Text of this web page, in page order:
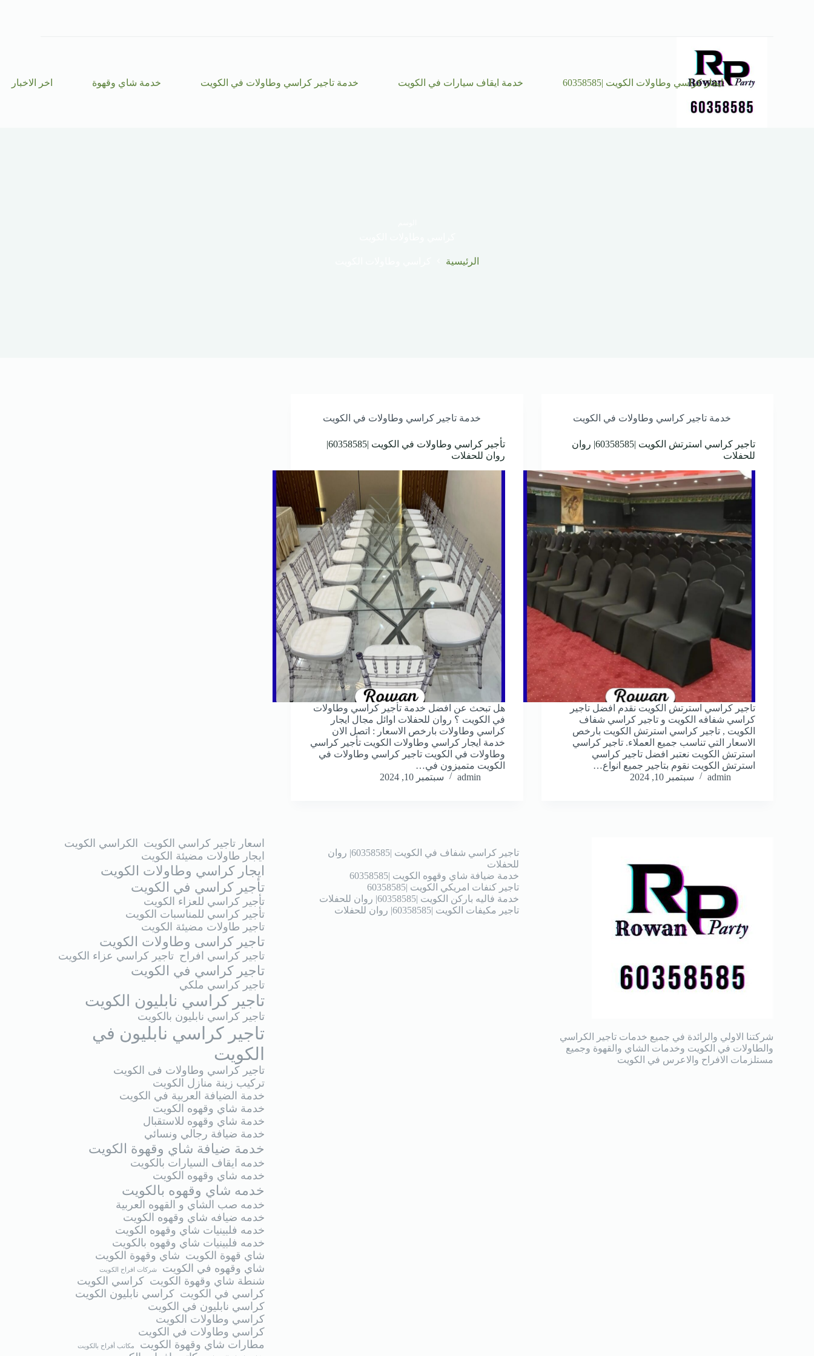
ايجار كراسي وطاولات الكويت |60358585 خدمة ايقاف سيارات في الكويت خدمة تاجير كراسي وطاولات في الكويت خدمة شاي وقهوة اخر الاخبار
الرئيسية
خدمة تاجير كراسي وطاولات في الكويت
تاجير كراسي استرتش الكويت |60358585| روان
للحفلات
تاجير كراسي استرتش الكويت نقدم افضل تاجير
كراسي شفافه الكويت و تاجير كراسي شفاف
الكويت , تاجير كراسي استرتش الكويت بارخص
الاسعار التي تناسب جميع العملاء. تاجير كراسي
استرتش الكويت نعتبر افضل تاجير كراسي
استرتش الكويت نقوم بتاجير جميع انواع…
admin
سبتمبر 10, 2024
خدمة تاجير كراسي وطاولات في الكويت
تأجير كراسي وطاولات في الكويت |60358585|
روان للحفلات
هل تبحث عن افضل خدمة تأجير كراسي وطاولات
في الكويت ؟ روان للحفلات اوائل مجال ايجار
كراسي وطاولات بارخص الاسعار : اتصل الان
خدمة ايجار كراسي وطاولات الكويت تأجير كراسي
وطاولات في الكويت تاجير كراسي وطاولات في
الكويت متميزون في…
admin
سبتمبر 10, 2024
شركتنا الاولي والرائدة في جميع خدمات تاجير الكراسي
والطاولات في الكويت وخدمات الشاي والقهوة وجميع
مستلزمات الافراح والاعرس في الكويت
تاجير كراسي شفاف في الكويت |60358585| روان
للحفلات
خدمة ضيافة شاي وقهوه الكويت |60358585
تاجير كنفات امريكي الكويت |60358585
خدمة فاليه باركن الكويت |60358585| روان للحفلات
تاجير مكيفات الكويت |60358585| روان للحفلات
اسعار تاجير كراسي الكويت
الكراسي الكويت
ايجار طاولات مضيئة الكويت
ايجار كراسي وطاولات الكويت
تأجير كراسي في الكويت
تأجير كراسي للعزاء الكويت
تأجير كراسي للمناسبات الكويت
تاجير طاولات مضيئة الكويت
تاجير كراسى وطاولات الكويت
تاجير كراسي افراح تاجير كراسي عزاء الكويت
تاجير كراسي في الكويت
تاجير كراسي ملكي
تاجير كراسي نابليون الكويت
تاجير كراسي نابليون بالكويت
تاجير كراسي نابليون في
الكويت
تاجير كراسي وطاولات فى الكويت
تركيب زينة منازل الكويت
خدمة الضيافة العربية في الكويت
خدمة شاي وقهوه الكويت
خدمة شاي وقهوه للاستقبال
خدمة ضيافة رجالي ونسائي
خدمة ضيافة شاي وقهوة الكويت
خدمه ايقاف السيارات بالكويت
خدمه شاي وقهوه الكويت
خدمه شاي وقهوه بالكويت
خدمه صب الشاي و القهوه العربية
خدمه ضيافه شاي وقهوه الكويت
خدمه فلبينيات شاي وقهوه الكويت
خدمه فلبينيات شاي وقهوه بالكويت
شاي قهوة الكويت شاي وقهوة الكويت
شاي وقهوه في الكويت
شركات افراح الكويت
شنطة شاي وقهوة الكويت كراسي الكويت
كراسي في الكويت كراسي نابليون الكويت
كراسي نابليون في الكويت
كراسي وطاولات الكويت
كراسي وطاولات في الكويت
مطارات شاي وقهوة الكويت
مكاتب أفراح بالكويت